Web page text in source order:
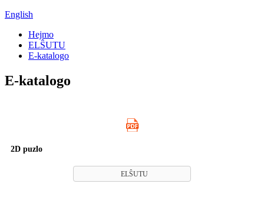
English
Hejmo
ELŜUTU
E-katalogo
E-katalogo
2D puzlo
ELŜUTU